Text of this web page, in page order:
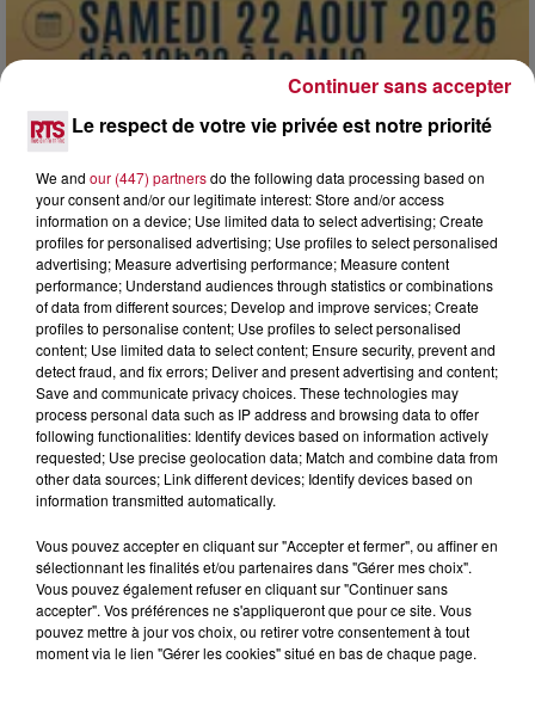
7 août 2026
DINER CONCERT À LA MJC DE MARSEILLAN
6 août 2026
NÎMES : « LE RÊVE DU GLADIATEUR » INVESTIT
LES ARÈNES CES 3...
Le respect de votre vie privée est notre priorité
We and our (447) partnersdo the following data processing based on
your consent and/or our legitimate interest: Store and/or access
information on a device; Use limited data to select advertising; Create
profiles for personalised advertising; Use profiles to select personalised
advertising; Measure advertising performance; Measure content
performance; Understand audiences through statistics or combinations
of data from different sources; Develop and improve services; Create
profiles to personalise content; Use profiles to select personalised
content; Use limited data to select content; Ensure security, prevent and
detect fraud, and fix errors; Deliver and present advertising and content;
Save and communicate privacy choices. These technologies may
process personal data such as IP address and browsing data to offer
following functionalities: Identify devices based on information actively
requested; Use precise geolocation data; Match and combine data from
other data sources; Link different devices; Identify devices based on
information transmitted automatically.
Vous pouvez accepter en cliquant sur "Accepter et fermer", ou affiner en
sélectionnant les finalités et/ou partenaires dans "Gérer mes choix".
Vous pouvez également refuser en cliquant sur "Continuer sans
accepter". Vos préférences ne s'appliqueront que pour ce site. Vous
pouvez mettre à jour vos choix, ou retirer votre consentement à tout
moment via le lien "Gérer les cookies" situé en bas de chaque page.
Continuer sans accepter